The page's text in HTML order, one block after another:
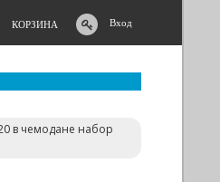
КОРЗИНА Вход
в чемодане набор